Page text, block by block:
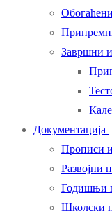
Завршни
Документација
Прописи
Развојни
Годишњи
Школски